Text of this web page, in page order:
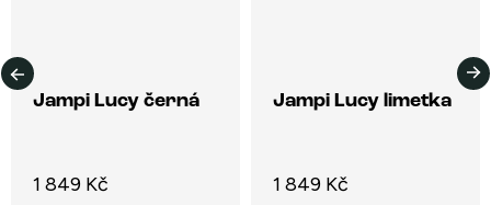
Jampi Lucy černá
1 849 Kč
Jampi Lucy limetka
1 849 Kč